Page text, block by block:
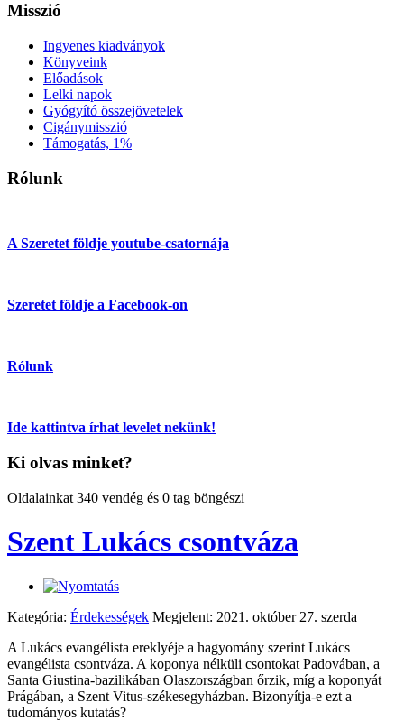
Misszió
Ingyenes kiadványok
Könyveink
Előadások
Lelki napok
Gyógyító összejövetelek
Cigánymisszió
Támogatás, 1%
Rólunk
A Szeretet földje youtube-csatornája
Szeretet földje a Facebook-on
Rólunk
Ide kattintva írhat levelet nekünk!
Ki olvas minket?
Oldalainkat 340 vendég és 0 tag böngészi
Szent Lukács csontváza
Kategória: Érdekességek Megjelent: 2021. október 27. szerda
A Lukács evangélista ereklyéje a hagyomány szerint Lukács
evangélista csontváza. A koponya nélküli csontokat Padovában, a
Santa Giustina-bazilikában Olaszországban őrzik, míg a koponyát
Prágában, a Szent Vitus-székesegyházban. Bizonyítja-e ezt a
tudományos kutatás?